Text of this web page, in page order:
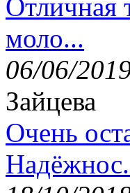
Отличная
моло...
06/06/
Зайцева
Очень